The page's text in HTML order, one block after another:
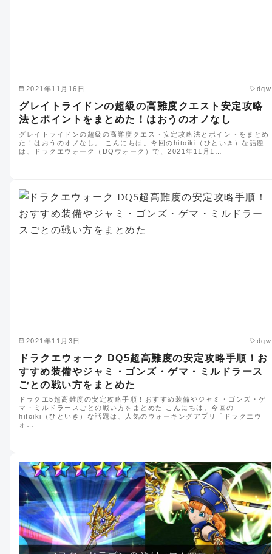
2021年11月16日 dqw
グレイトライドンの超級の高難度クエスト安定攻略
法とポイントをまとめた！はおうのオノなし
グレイトライドンの超級の高難度クエスト安定攻略法とポイントをまとめ
た！はおうのオノなし。 こんにちは。今回のhitoiki（ひといき）な話題
は、ドラクエウォーク（DQウォーク）で、2021年11月1…
2021年11月3日 dqw
ドラクエウォーク DQ5超高難度の安定攻略手順！お
すすめ装備やジャミ・ゴンズ・ゲマ・ミルドラース
ごとの戦い方をまとめた
ドラクエ5超高難度の安定攻略手順！おすすめ装備やジャミ・ゴンズ・ゲ
マ・ミルドラースごとの戦い方をまとめた こんにちは。今回の
hitoiki（ひといき）な話題は、人気のウォーキングアプリ「ドラクエウ
ォ…